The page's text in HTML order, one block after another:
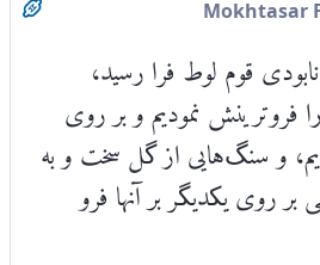
قوم لوط فرا رسید،
فروترینش نمودیم و بر روی
و سنگ‌هایی از گل سخت و به
روی یکدیگر بر آنها فرو